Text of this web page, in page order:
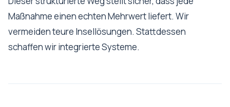
Maßnahme einen echten Mehrwert liefert. Wir
vermeiden teure Insellösungen. Stattdessen
schaffen wir integrierte Systeme.